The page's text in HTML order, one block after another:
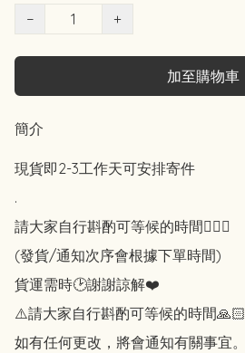
−
+
加至購物車
簡介
現貨即2-3工作天可安排寄件
.
請大家自行斟酌可等候的時間🙇🏻‍♀️
(發貨/通知次序會根據下單時間)
貨運需時🕑謝謝諒解❤️
⚠️請大家自行斟酌可等候的時間🙏🏻
如有任何更改，將會通知有關事宜。